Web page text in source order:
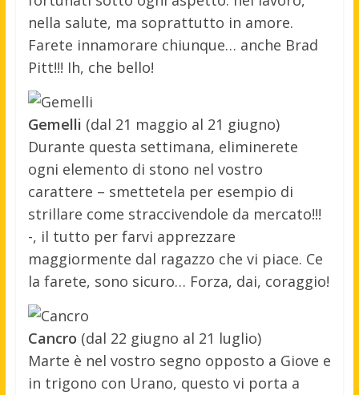
nella salute, ma soprattutto in amore.
Farete innamorare chiunque… anche Brad
Pitt!!! Ih, che bello!
Gemelli (dal 21 maggio al 21 giugno)
Durante questa settimana, eliminerete
ogni elemento di stono nel vostro
carattere – smettetela per esempio di
strillare come straccivendole da mercato!!!
-, il tutto per farvi apprezzare
maggiormente dal ragazzo che vi piace. Ce
la farete, sono sicuro… Forza, dai, coraggio!
Cancro (dal 22 giugno al 21 luglio)
Marte è nel vostro segno opposto a Giove e
in trigono con Urano, questo vi porta a